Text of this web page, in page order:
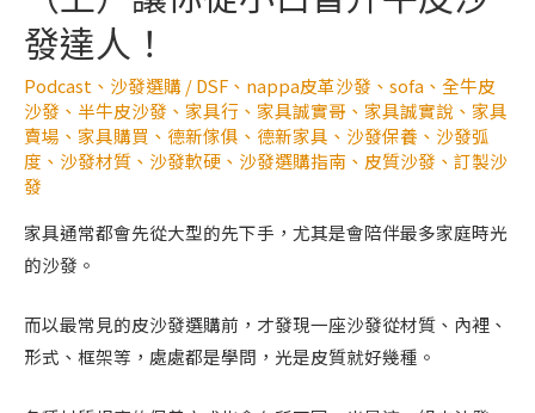
發達人！
Podcast 、 沙發選購/DSF 、 nappa皮革沙發 、 sofa 、 全牛皮
沙發 、 半牛皮沙發 、 家具行 、 家具誠實哥 、 家具誠實說 、 家具
賣場 、 家具購買 、 德新傢俱 、 德新家具 、 沙發保養 、 沙發弧
度 、 沙發材質 、 沙發軟硬 、 沙發選購指南 、 皮質沙發 、 訂製沙
發
家具通常都會先從大型的先下手，尤其是會陪伴最多家庭時光
的沙發。
而以最常見的皮沙發選購前，才發現一座沙發從材質、內裡、
形式、框架等，處處都是學問，光是皮質就好幾種。